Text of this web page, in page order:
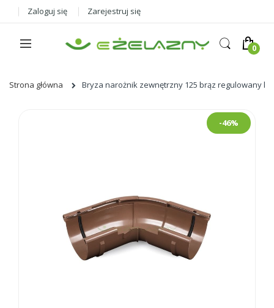
Zaloguj się Zarejestruj się
Strona główna Bryza narożnik zewnętrzny 125 brąz regulowany
-46%